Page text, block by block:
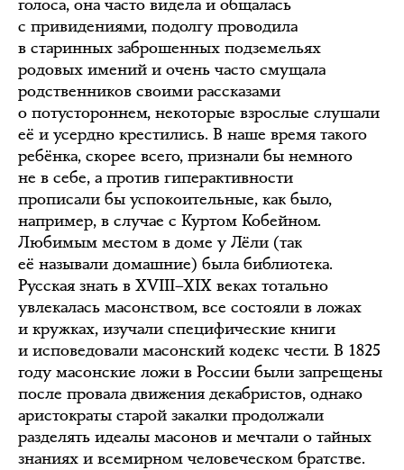
голоса, она часто видела и общалась
с привидениями, подолгу проводила
в старинных заброшенных подземельях
родовых имений и очень часто смущала
родственников своими рассказами
о потустороннем, некоторые взрослые слушали
её и усердно крестились. В наше время такого
ребёнка, скорее всего, признали бы немного
не в себе, а против гиперактивности
прописали бы успокоительные, как было,
например, в случае с Куртом Кобейном.
Любимым местом в доме у Лёли (так
её называли домашние) была библиотека.
Русская знать в XVIII–XIX веках тотально
увлекалась масонством, все состояли в ложах
и кружках, изучали специфические книги
и исповедовали масонский кодекс чести. В 1825
году масонские ложи в России были запрещены
после провала движения декабристов, однако
аристократы старой закалки продолжали
разделять идеалы масонов и мечтали о тайных
знаниях и всемирном человеческом братстве.